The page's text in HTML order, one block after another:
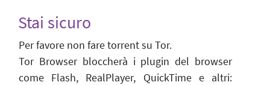
Stai sicuro
Per favore non fare torrent su Tor.
Tor Browser bloccherà i plugin del browser
come Flash, RealPlayer, QuickTime e altri: